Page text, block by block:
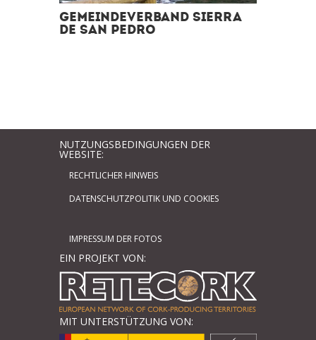
Gemeindeverband Sierra
de San Pedro
NUTZUNGSBEDINGUNGEN DER
WEBSITE:
RECHTLICHER HINWEIS
DATENSCHUTZPOLITIK UND COOKIES
IMPRESSUM DER FOTOS
EIN PROJEKT VON:
MIT UNTERSTÜTZUNG VON: